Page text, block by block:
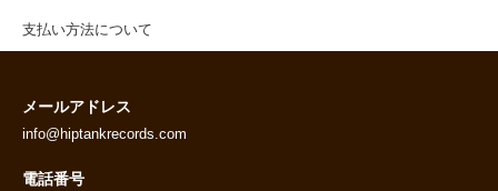
支払い方法について
メールアドレス
info@hiptankrecords.com
電話番号